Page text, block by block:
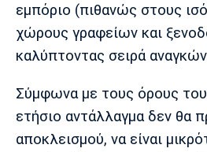
εμπόριο (πιθανώς στους
χώρους γραφείων και
καλύπτοντας σειρά αναγκών
Σύμφωνα με τους όρους
ετήσιο αντάλλαγμα δεν θα
αποκλεισμού, να είναι